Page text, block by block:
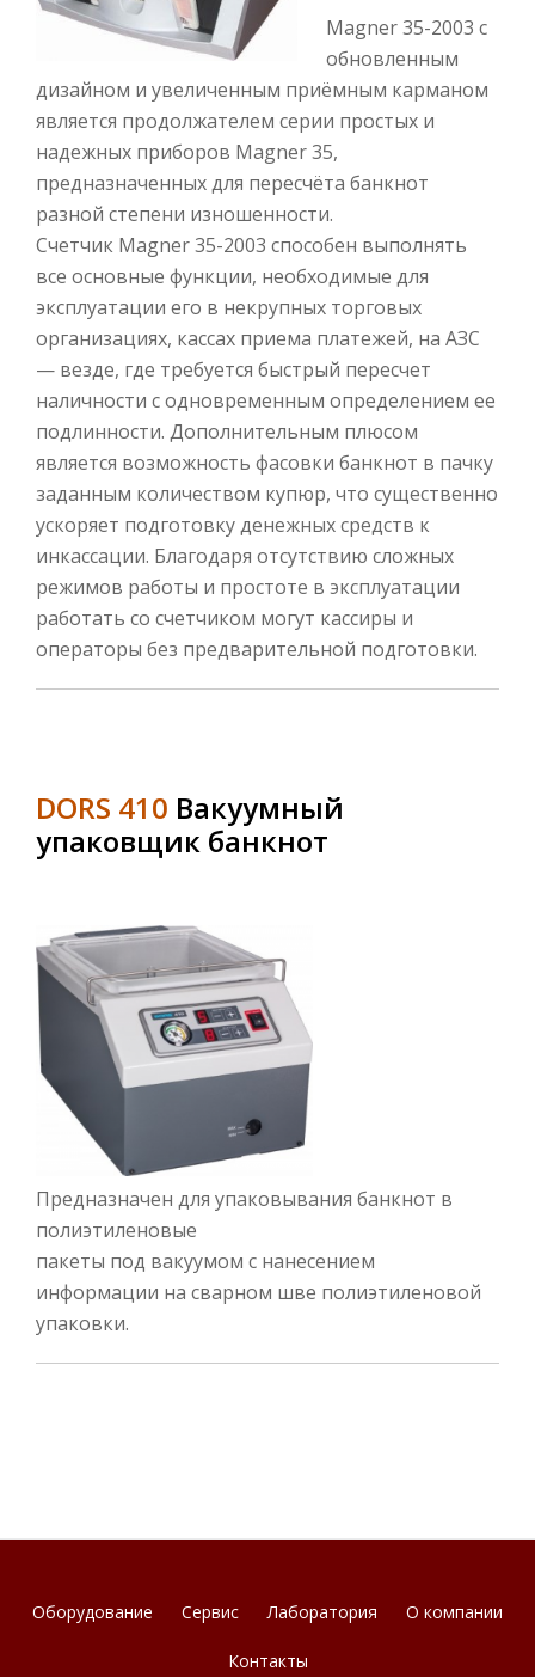
Magner 35-2003 с
обновленным
дизайном и увеличенным приёмным карманом
является продолжателем серии простых и
надежных приборов Magner 35,
предназначенных для пересчёта банкнот
разной степени изношенности.
Счетчик Magner 35-2003 способен выполнять
все основные функции, необходимые для
эксплуатации его в некрупных торговых
организациях, кассах приема платежей, на АЗС
— везде, где требуется быстрый пересчет
наличности с одновременным определением ее
подлинности. Дополнительным плюсом
является возможность фасовки банкнот в пачку
заданным количеством купюр, что существенно
ускоряет подготовку денежных средств к
инкассации. Благодаря отсутствию сложных
режимов работы и простоте в эксплуатации
работать со счетчиком могут кассиры и
операторы без предварительной подготовки.
DORS 410 Вакуумный
упаковщик банкнот
Предназначен для упаковывания банкнот в
полиэтиленовые
пакеты под вакуумом с нанесением
информации на сварном шве полиэтиленовой
упаковки.
S
Оборудование Сервис Лаборатория О компании
Контакты